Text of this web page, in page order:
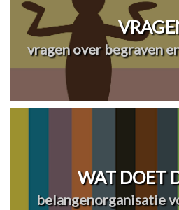
vragen over begraven
WAT DOET
belangenorganisatie